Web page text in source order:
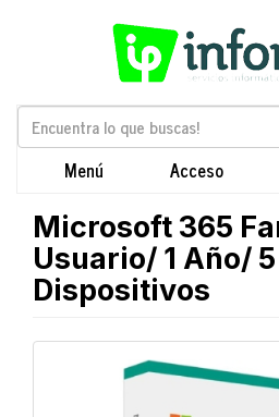
Menú Acceso
Microsoft 365
Usuario/ 1 Año/ 5
Dispositivos